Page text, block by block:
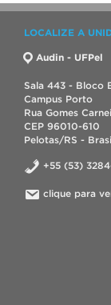
LOCALIZE A
Audin - UFPel
Sala 443 - Bloco
Campus Porto
Rua Gomes
CEP 96010-610
Pelotas/RS -
+55 (53)
clique para